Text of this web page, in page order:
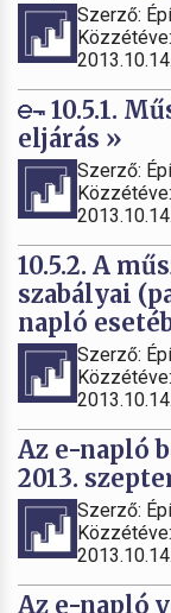
Szerző:
10.5.1.
eljárás »
Szerző:
10.5.2. A
szabályai
napló
Szerző:
Az e-napló
2013.
Szerző:
Az e-napló